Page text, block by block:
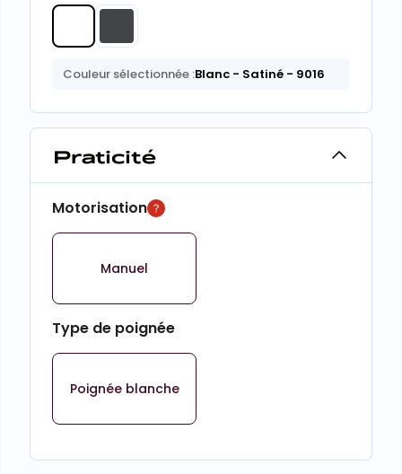
Couleur sélectionnée :Blanc - Satiné - 9016
Praticité
Motorisation
Manuel
Type de poignée
Poignée blanche